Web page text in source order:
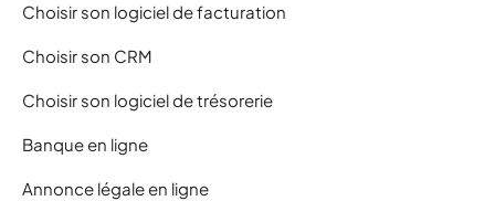
Choisir son logiciel de facturation
Choisir son CRM
Choisir son logiciel de trésorerie
Banque en ligne
Annonce légale en ligne